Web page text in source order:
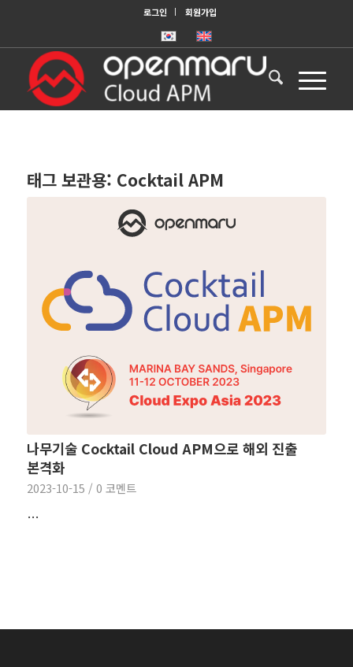
로그인 회원가입
태그 보관용: Cocktail APM
나무기술 Cocktail Cloud APM으로 해외 진출
본격화
2023-10-15 / 0 코멘트
…